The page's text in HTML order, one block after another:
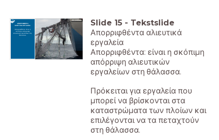
ΑΠΟΡΡΙΦΘΕΝΤΑ
ΑΛΙΕΥΤΙΚΑ ΕΡΓΑΛΕΙΑ
Απορριφθέντα: είναι η
σκόπιμη απόρριψη
αλιευτικών εργαλείων στη
θάλασσα.
Slide 15 - Tekstslide
Απορριφθέντα αλιευτικά
εργαλεία
Απορριφθέντα: είναι η σκόπιμη
απόρριψη αλιευτικών
εργαλείων στη θάλασσα.
Πρόκειται για εργαλεία που
μπορεί να βρίσκονται στα
καταστρώματα των πλοίων και
επιλέγονται να τα πεταχτούν
στη θάλασσα.